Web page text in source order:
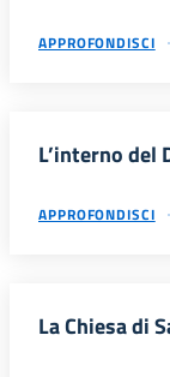
APPROFONDISCI
L’interno del
APPROFONDISCI
La Chiesa di